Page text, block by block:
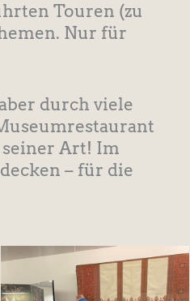
Touren (zu
Nur für
durch viele
seiner Art! Im
– für die